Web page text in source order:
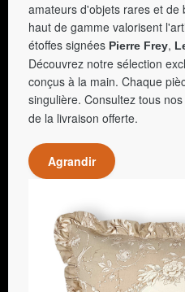
amateurs d'objets rares et de
haut de gamme valorisent
étoffes signées Pierre Frey,
Découvrez notre sélection
conçus à la main. Chaque
singulière. Consultez tous nos
de la livraison offerte.
Agrandir